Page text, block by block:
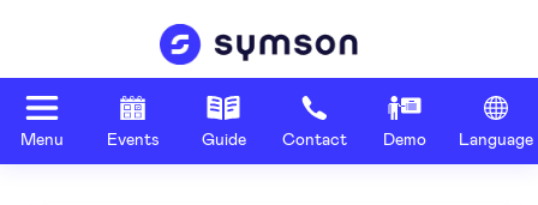
Menu Events Guide Contact Demo Language